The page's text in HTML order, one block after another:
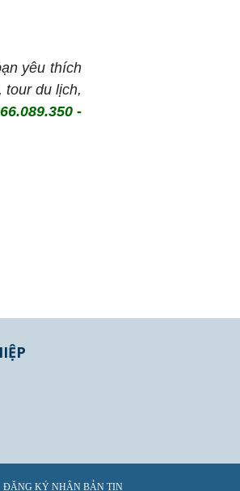
yêu thích
tour du lịch,
-
ĐĂNG KÝ NHẬN BẢN TIN